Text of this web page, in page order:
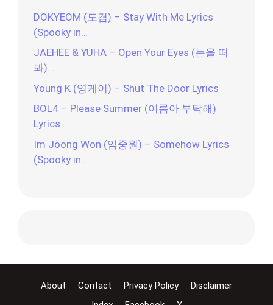
DOKYEOM (도겸) – Stay With Me Lyrics
(Spooky in…
JAEHEE & YUHA – Open Your Eyes (눈을 떠
봐)…
Young K (영케이) – Shut The Door Lyrics
BOL4 – Please Summer (여름아 부탁해)
Lyrics
Im Joong Won (임중원) – Somehow Lyrics
(Spooky in…
About Contact Privacy Policy
Disclaimer